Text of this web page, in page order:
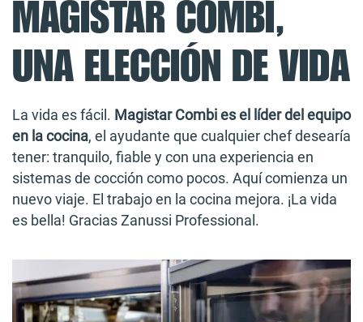
MAGISTAR COMBI,
UNA ELECCIÓN DE VIDA
La vida es fácil. Magistar Combi es el líder del equipo
en la cocina, el ayudante que cualquier chef desearía
tener: tranquilo, fiable y con una experiencia en
sistemas de cocción como pocos. Aquí comienza un
nuevo viaje. El trabajo en la cocina mejora. ¡La vida
es bella! Gracias Zanussi Professional.